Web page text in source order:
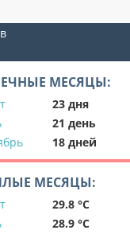
МЕСЯЦЫ:
23 дня
21 день
18 дней
МЕСЯЦЫ:
29.8 °C
28.9 °C